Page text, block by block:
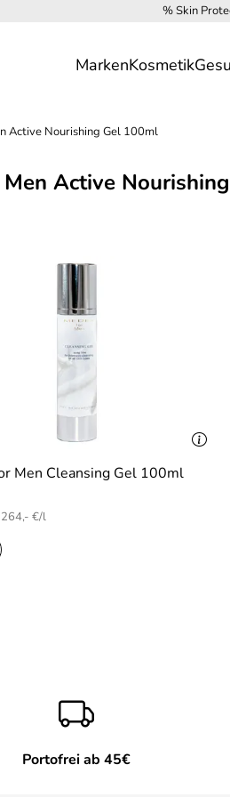
% Skin
MarkenKosmetik
Active Nourishing Gel 100ml
Active
Men Cleansing Gel 100ml
€/l
Portofrei ab 45€